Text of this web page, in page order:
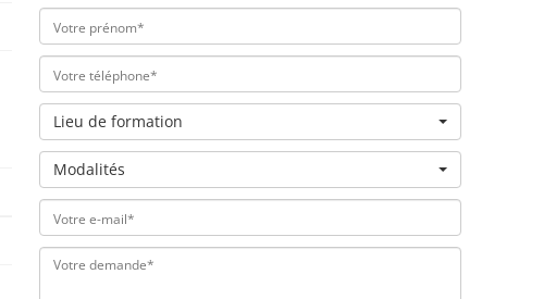
Lieu de formation
Modalités